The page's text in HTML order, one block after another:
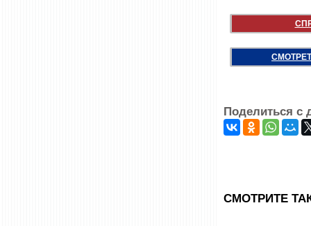
Поделиться с
CМОТРИТЕ